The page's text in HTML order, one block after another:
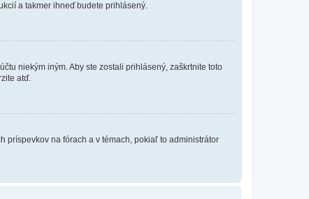
a takmer ihneď budete prihlásený.
niekým iným. Aby ste zostali prihlásený, zaškrtnite toto
atď.
príspevkov na fórach a v témach, pokiaľ to administrátor